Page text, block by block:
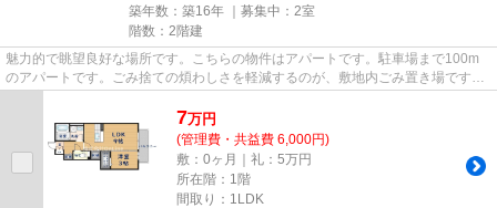
築年数：築16年 ｜募集中： 2室
階数：2階建
魅力的で眺望良好な場所です。こちらの物件はアパートです。駐車場まで100m
のアパートです。ごみ捨ての煩わしさを軽減するのが、敷地内ごみ置き場です。
八尾市エリアにある賃貸情報の...
7万円
(管理費・共益費 6,000円)
敷：0ヶ月｜礼：5万円
所在階：1階
間取り：1LDK